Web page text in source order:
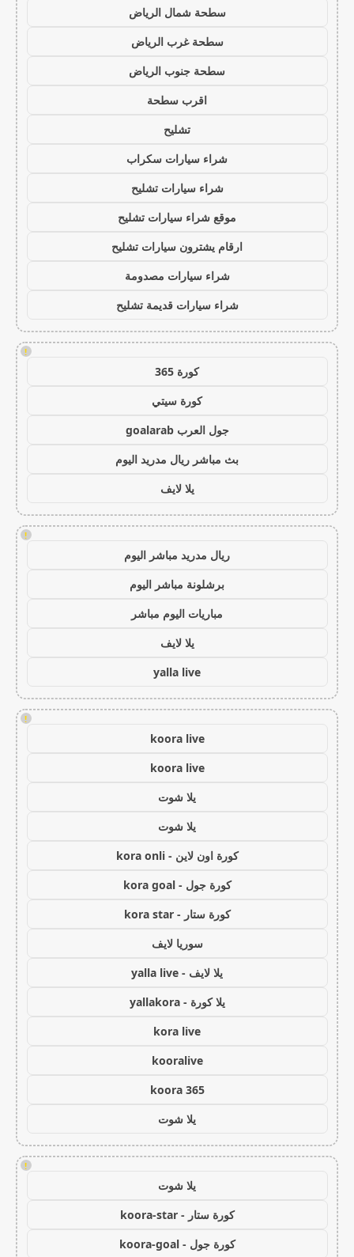
سطحة شمال الرياض
سطحة غرب الرياض
سطحة جنوب الرياض
اقرب سطحة
تشليح
شراء سيارات سكراب
شراء سيارات تشليح
موقع شراء سيارات تشليح
ارقام يشترون سيارات تشليح
شراء سيارات مصدومة
شراء سيارات قديمة تشليح
!
كورة 365
كورة سيتي
جول العرب goalarab
بث مباشر ريال مدريد اليوم
يلا لايف
!
ريال مدريد مباشر اليوم
برشلونة مباشر اليوم
مباريات اليوم مباشر
يلا لايف
yalla live
!
koora live
koora live
يلا شوت
يلا شوت
كورة اون لاين - kora onli
كورة جول - kora goal
كورة ستار - kora star
سوريا لايف
يلا لايف - yalla live
يلا كورة - yallakora
kora live
kooralive
koora 365
يلا شوت
!
يلا شوت
كورة ستار - koora-star
كورة جول - koora-goal